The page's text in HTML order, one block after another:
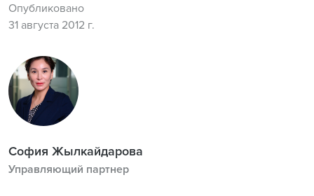
Опубликовано
31 августа 2012 г.
София Жылкайдарова
Управляющий партнер